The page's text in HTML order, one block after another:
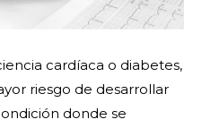
cardíaca o diabetes,
riesgo de desarrollar
donde se